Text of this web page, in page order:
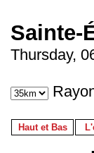
Sainte-
Thursday,
Haut et Bas